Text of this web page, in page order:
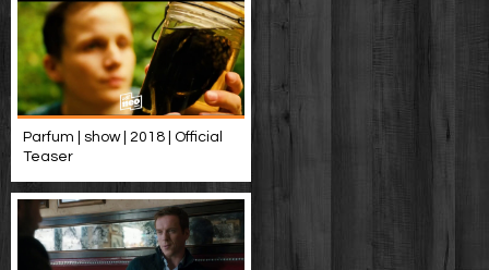
Parfum | show | 2018 | Official
Teaser